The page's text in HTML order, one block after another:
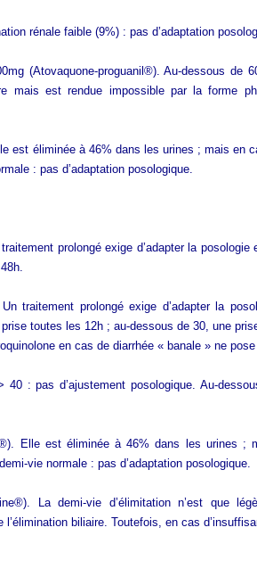
rénale faible (9%) : pas d’adaptation
(Atovaquone-proguanil®). Au-dessous de
mais est rendue impossible par la forme
est éliminée à 46% dans les urines ; mais en
: pas d’adaptation posologique.
prolongé exige d’adapter la
traitement prolongé exige d’adapter la
toutes les 12h ; au-dessous de 30, une
en cas de diarrhée « banale » ne
: pas d’ajustement posologique. Au-
Elle est éliminée à 46% dans les urines ;
vie normale : pas d’adaptation posologique.
La demi-vie d’élimitation n’est que
biliaire. Toutefois, en cas